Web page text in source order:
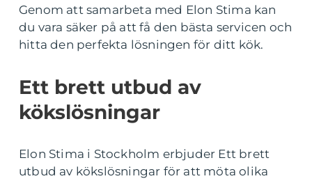
Genom att samarbeta med Elon Stima kan
du vara säker på att få den bästa servicen och
hitta den perfekta lösningen för ditt kök.
Ett brett utbud av
kökslösningar
Elon Stima i Stockholm erbjuder Ett brett
utbud av kökslösningar för att möta olika